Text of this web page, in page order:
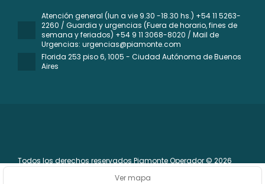
Ver mapa
Atención general (lun a vie 9.30 -18.30 hs.) +54 11 5263-
2260 / Guardia y urgencias (Fuera de horario, fines de
semana y feriados) +54 9 11 3068-8020 / Mail de
Urgencias: urgencias@piamonte.com
Florida 253 piso 6, 1005 - Ciudad Autónoma de Buenos
Aires
Todos los derechos reservados Piamonte Operador © 2026
Política de privacidad